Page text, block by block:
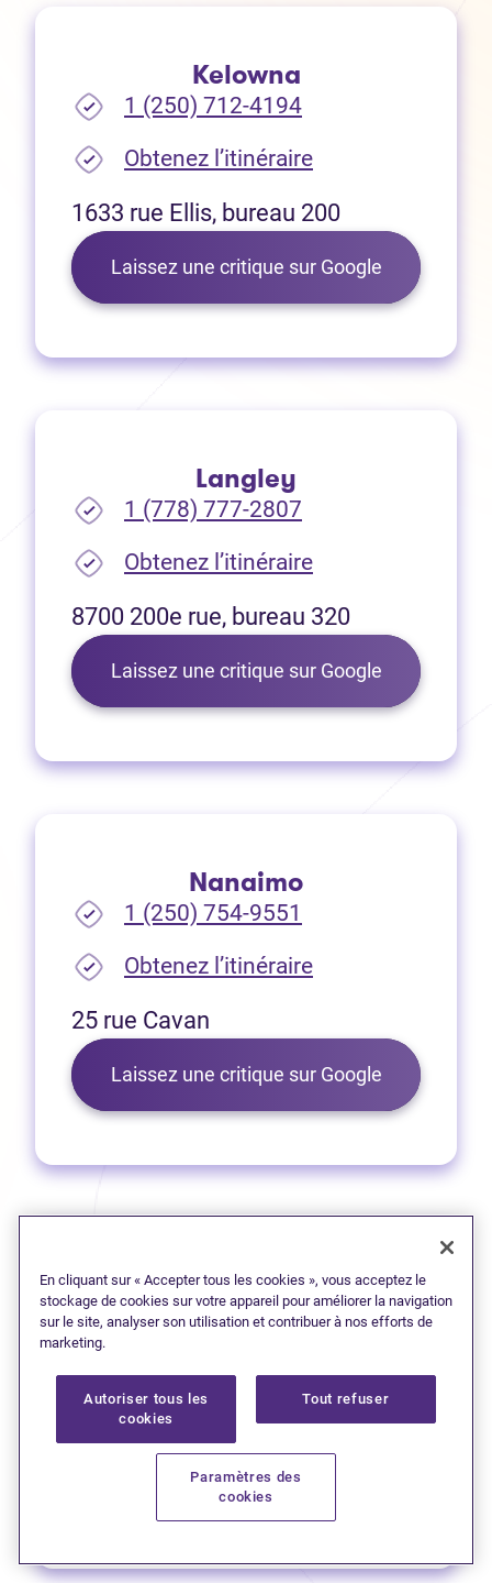
Kelowna
1 (250) 712-4194
Obtenez l’itinéraire(Ouvre dans un
1633 rue Ellis, bureau 200
Laissez une critique sur Google(Ouvre
Langley
1 (778) 777-2807
Obtenez l’itinéraire(Ouvre dans un
8700 200e rue, bureau 320
Laissez une critique sur Google(Ouvre
Nanaimo
1 (250) 754-9551
Obtenez l’itinéraire(Ouvre dans un
25 rue Cavan
Laissez une critique sur Google(Ouvre
Nelson
1 (780) 270-9477
Obtenez l’itinéraire(Ouvre dans un
513 rue Victoria
Laissez une critique sur Google
En cliquant sur « Accepter tous les cookies », vous acceptez le
stockage de cookies sur votre appareil pour améliorer la navigation
sur le site, analyser son utilisation et contribuer à nos efforts de
marketing.
Autoriser tous les
cookies
Tout refuser
Paramètres des
cookies